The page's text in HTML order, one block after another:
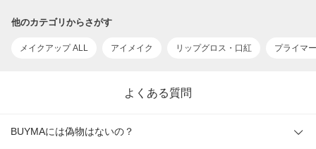
他のカテゴリからさがす
メイクアップ ALL アイメイク リップグロス・口紅 プライマ
よくある質問
BUYMAには偽物はないの？